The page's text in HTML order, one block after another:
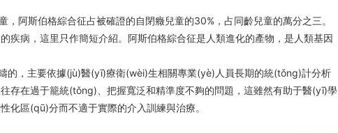
阿斯伯格綜合征占被確證的自閉癥兒童的30%，占同齡兒童的萬分之三。
，這里只作簡短介紹。阿斯伯格綜合征是人類進化的產物，是人類基因
，主要依據(jù)醫(yī)療衛(wèi)生相關專業(yè)人員長期的統(tǒng)計分析
存在過于籠統(tǒng)、把握寬泛和精準度不夠的問題，這雖然有助于醫(yī)學
化區(qū)分而不適于實際的介入訓練與治療。